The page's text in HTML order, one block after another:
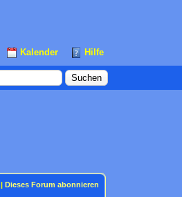
Kalender Hilfe
|Dieses Forum abonnieren